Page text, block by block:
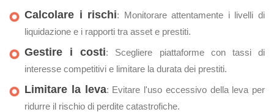
Calcolare i rischi: Monitorare attentamente i livelli di
liquidazione e i rapporti tra asset e prestiti.
Gestire i costi: Scegliere piattaforme con tassi di
interesse competitivi e limitare la durata dei prestiti.
Limitare la leva: Evitare l'uso eccessivo della leva per
ridurre il rischio di perdite catastrofiche.